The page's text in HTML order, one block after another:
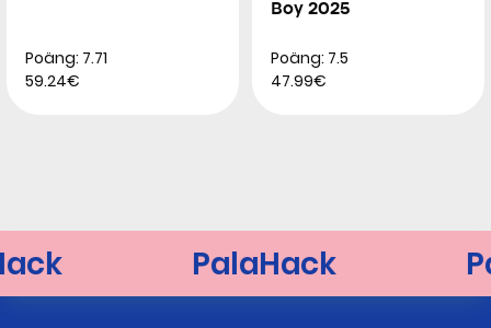
Poäng: 7.71
59.24€
Boy 2025
Poäng: 7.5
47.99€